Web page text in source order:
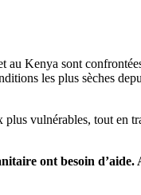
au Kenya sont
les plus sèches
vulnérables, tout
ont besoin